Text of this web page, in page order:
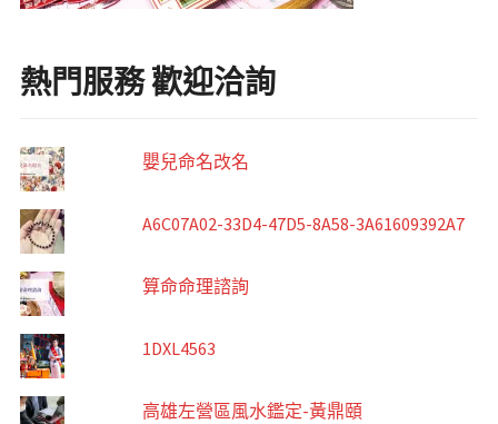
熱門服務 歡迎洽詢
嬰兒命名改名
A6C07A02-33D4-47D5-8A58-3A61609392A7
算命命理諮詢
1DXL4563
高雄左營區風水鑑定-黃鼎頤